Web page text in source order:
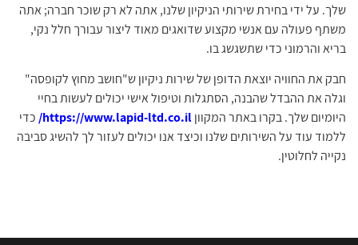
שלך. על ידי בחירת שירותי הניקיון שלנו, אתה לא רק שוכר חברה; אתה
משתף פעולה עם אנשי מקצוע שדואגים מאוד ליצור עבורך חלל נקי,
בריא והרמוני כדי שתשגשג בו.
חבק את החוויה יוצאת הדופן של שירות ניקיון ש"חושב מחוץ לקופסה"
וגלה את ההבדל שהבנה, הסתגלות וטיפול אישי יכולים לעשות בחיי
היומיום שלך. בקרו באתר המקווןhttps://www.lapid-ltd.co.il/ כדי
ללמוד עוד על השירותים שלנו וכיצד אנו יכולים לעזור לך להשיג סביבה
נקייה לחלוטין.